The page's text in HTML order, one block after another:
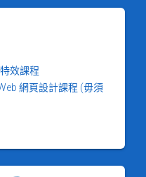
效課程
網頁設計課程 (毋須